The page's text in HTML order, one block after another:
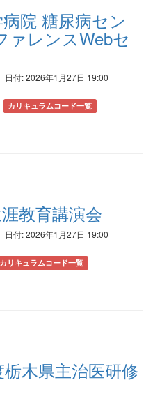
院 糖尿病セン
ァレンスWebセ
日付: 2026年1月27日 19:00
カリキュラムコード一覧
教育講演会
日付: 2026年1月27日 19:00
カリキュラムコード一覧
木県主治医研修